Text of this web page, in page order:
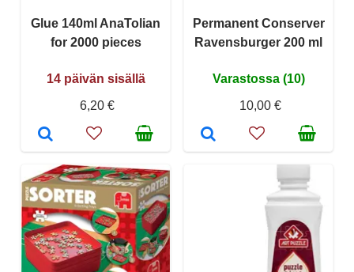
Glue 140ml AnaTolian
for 2000 pieces
14 päivän sisällä
6,20 €
Permanent Conserver
Ravensburger 200 ml
Varastossa (10)
10,00 €